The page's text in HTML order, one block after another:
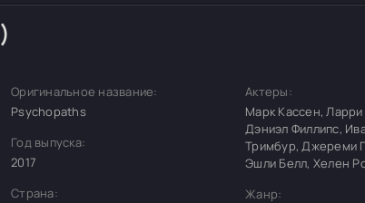
Оригинальное название:
Psychopaths
Год выпуска:
2017
Страна:
Актеры:
Марк Кассен,
Дэниэл Филлипс,
Тримбур, Джереми
Эшли Белл, Хелен
Жанр: